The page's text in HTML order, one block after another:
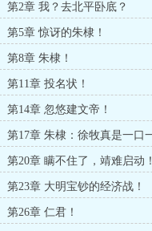
第2章 我？去北平卧底？
第5章 惊讶的朱棣！
第8章 朱棣！
第11章 投名状！
第14章 忽悠建文帝！
第17章 朱棣：徐牧真是一口
第20章 瞒不住了，靖难启动！
第23章 大明宝钞的经济战！
第26章 仁君！